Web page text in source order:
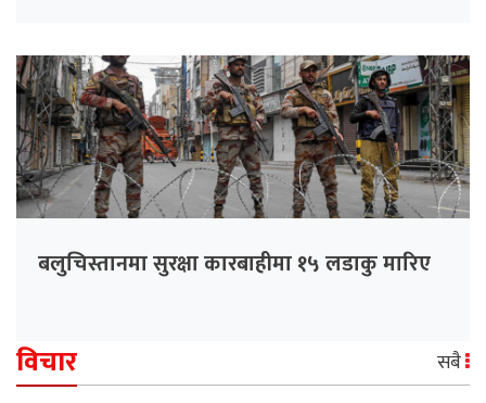
बलुचिस्तानमा सुरक्षा कारबाहीमा १५ लडाकु मारिए
विचार सबै